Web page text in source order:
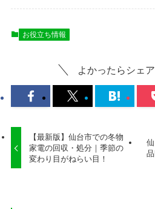
お役立ち情報
よかったらシェ
【最新版】仙台市での冬物
家電の回収・処分｜季節の
変わり目がねらい目！